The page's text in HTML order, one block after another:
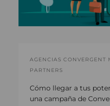
AGENCIAS CONVERGENT
PARTNERS
Cómo llegar a tus
una campaña de